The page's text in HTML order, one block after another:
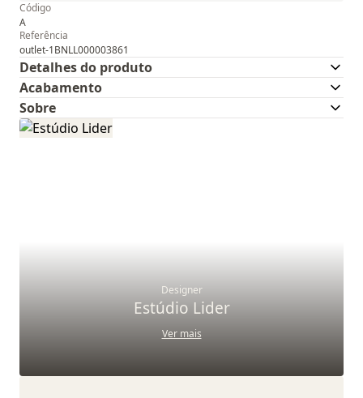
Código
A
Referência
outlet-1BNLL000003861
Detalhes do produto
Acabamento
Sobre
Designer
Estúdio Lider
Ver mais